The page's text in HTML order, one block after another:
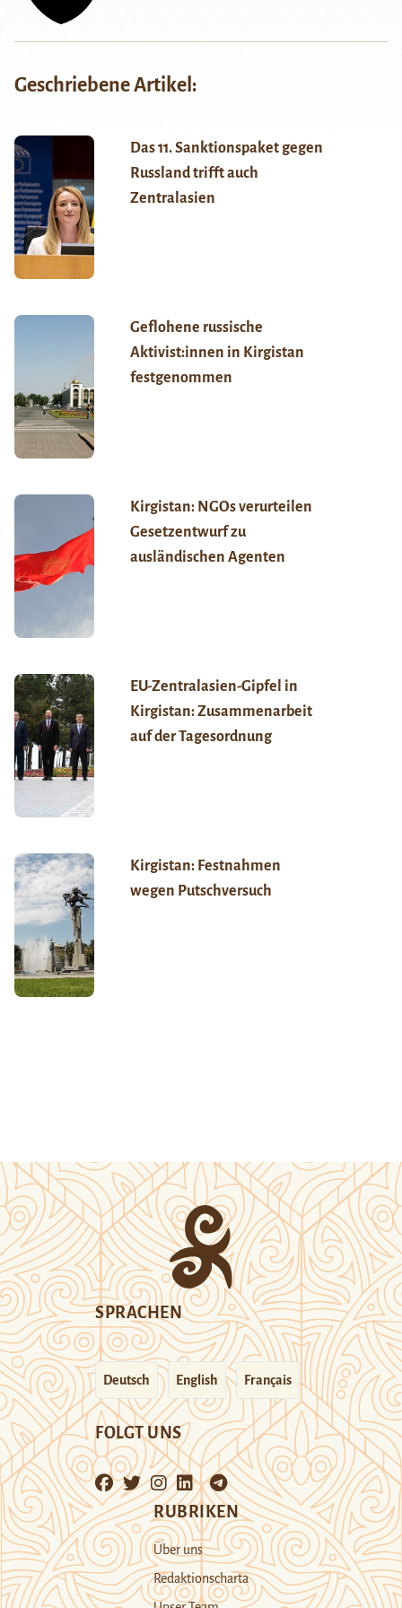
Geschriebene Artikel:
Das 11. Sanktionspaket gegen
Russland trifft auch
Zentralasien
Geflohene russische
Aktivist:innen in Kirgistan
festgenommen
Kirgistan: NGOs verurteilen
Gesetzentwurf zu
ausländischen Agenten
EU-Zentralasien-Gipfel in
Kirgistan: Zusammenarbeit
auf der Tagesordnung
Kirgistan: Festnahmen
wegen Putschversuch
SPRACHEN
Deutsch English Français
FOLGT UNS
RUBRIKEN
Über uns
Redaktionscharta